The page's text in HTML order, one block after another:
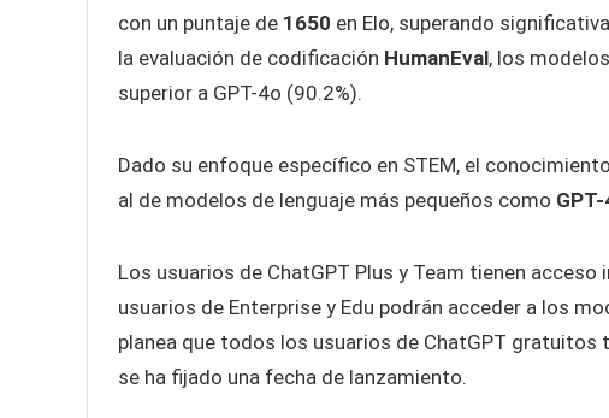
con un puntaje de 1650 en Elo, superando
la evaluación de codificación HumanEval, los
superior a GPT-4o (90.2%).
Dado su enfoque específico en STEM, el
al de modelos de lenguaje más pequeños como
Los usuarios de ChatGPT Plus y Team tienen
usuarios de Enterprise y Edu podrán acceder a los
planea que todos los usuarios de ChatGPT gratuitos
se ha fijado una fecha de lanzamiento.